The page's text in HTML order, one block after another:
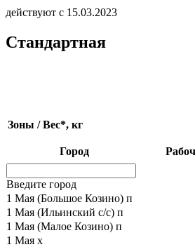
действуют с 15.03.2023
Стандартная
Зоны / Вес*, кг
Город
Введите город
1 Мая (Большое Козино) п
1 Мая (Ильинский с/с) п
1 Мая (Малое Козино) п
1 Мая х